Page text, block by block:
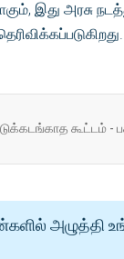
இது அரசு
கூட்டம் -
அழுத்தி